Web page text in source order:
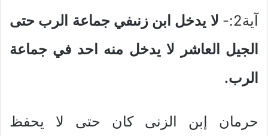
آية2:-
لا يدخل ابن زنىفي جماعة الرب حتى
الجيل العاشر لا يدخل منه احد في جماعة
الرب.
حرمان إبن الزنى كان حتى لا يحفظ